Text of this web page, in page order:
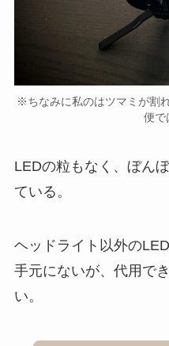
※ちなみに私のはツマミが割
便で
LEDの粒もなく、ぼん
ている。
ヘッドライト以外の
手元にないが、代用で
い。